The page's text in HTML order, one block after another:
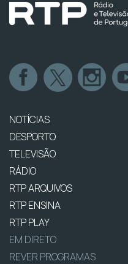
NOTÍCIAS
DESPORTO
TELEVISÃO
RÁDIO
RTP ARQUIVOS
RTP ENSINA
RTP PLAY
EM DIRETO
REVER PROGRAMAS